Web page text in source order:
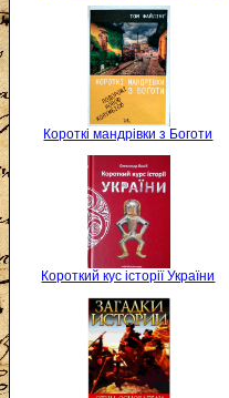
Короткі мандрівки з Боготи
Короткий кус історії України